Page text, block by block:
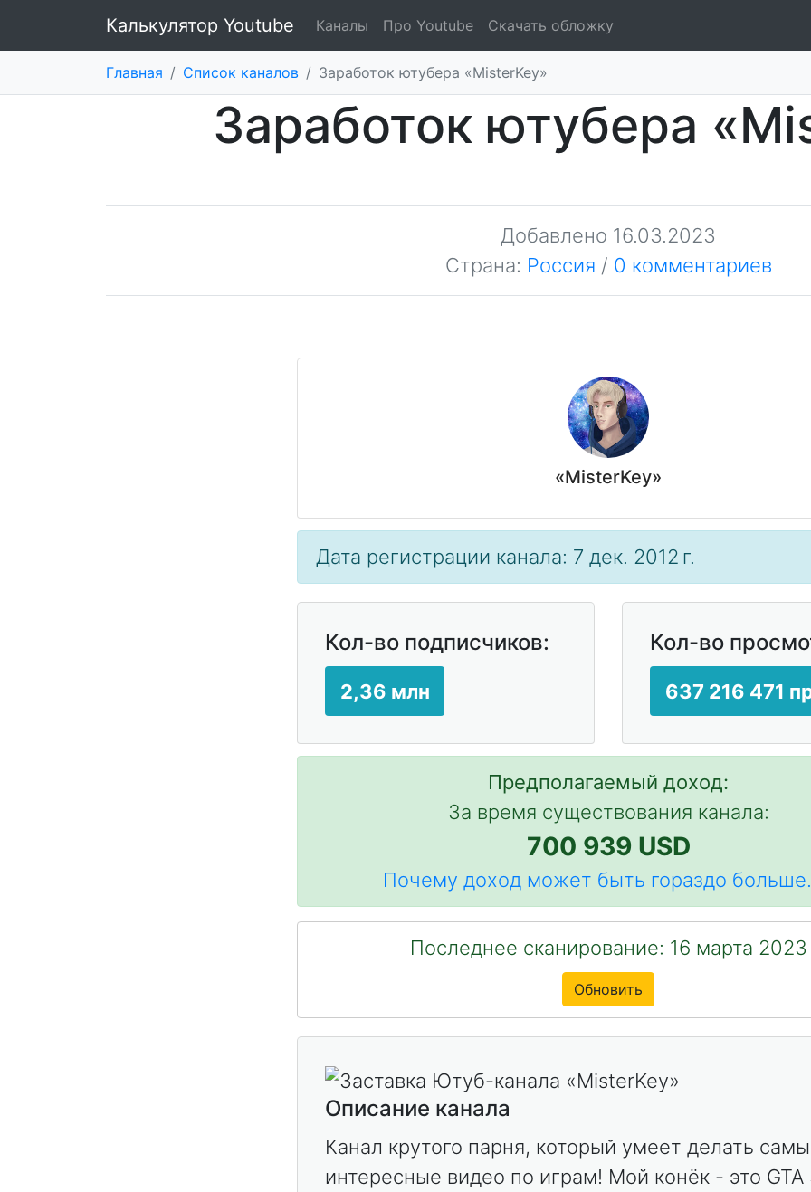
Калькулятор Youtube Каналы Про Youtube Скачать обложку
Главная / Список каналов / Заработок ютубера «MisterKey»
Заработок ютубера
Добавлено 16.03.2023
Страна: Россия / 0 комментариев
«MisterKey»
Дата регистрации канала: 7 дек. 2012 г.
Кол-во подписчиков:
2,36 млн
Кол-во
637 216 471
Предполагаемый доход:
За время существования канала:
700 939 USD
Почему доход может быть гораздо
Последнее сканирование: 16 марта 2023
Обновить
Описание канала
Канал крутого парня, который умеет делать
интересные видео по играм! Мой конёк - это GTA